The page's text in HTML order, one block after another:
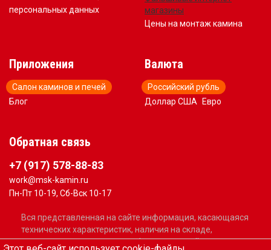
персональных данных
магазины
Цены на монтаж камина
Приложения
Салон каминов и печей
Блог
Валюта
Российский рубль
Доллар США
Евро
Обратная связь
+7 (917) 578-88-83
work@msk-kamin.ru
Пн-Пт 10-19, Сб-Вск 10-17
Вся представленная на сайте информация, касающаяся
технических характеристик, наличия на складе,
стоимости товаров, носит информационный характер и